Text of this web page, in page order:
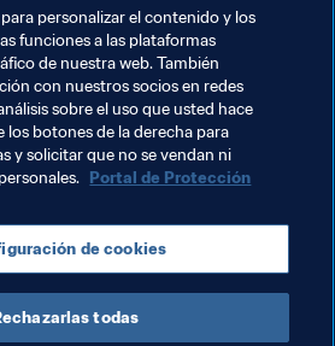
contra Fedor Smolov sea la más
algo extraño con la intención
croata se lanzase antes de
Pero a Smolov le falló la
fue al centro, mientras que
para rectificar su caída y atajar el
Croacia
personalizar el contenido y los
funciones a las plataformas
de nuestra web. También
con nuestros socios en redes
sobre el uso que usted hace
los botones de la derecha para
y solicitar que no se vendan ni
Portal de Protección
de cookies
todas